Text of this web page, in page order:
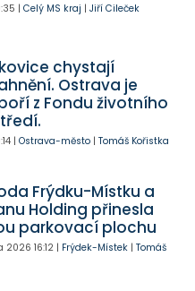
| Celý MS kraj | Jiří Cileček
chystají
Ostrava je
z Fondu životního
| Ostrava-město| Tomáš Kořistka
Frýdku-Místku a
Holding přinesla
parkovací plochu
2026 16:12| Frýdek-Místek| Tomáš